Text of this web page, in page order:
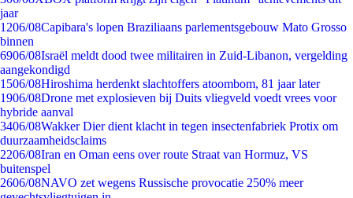
jaar
1206/08Capibara's lopen Braziliaans parlementsgebouw Mato Grosso
binnen
6906/08Israël meldt dood twee militairen in Zuid-Libanon, vergelding
aangekondigd
1506/08Hiroshima herdenkt slachtoffers atoombom, 81 jaar later
1906/08Drone met explosieven bij Duits vliegveld voedt vrees voor
hybride aanval
3406/08Wakker Dier dient klacht in tegen insectenfabriek Protix om
duurzaamheidsclaims
2206/08Iran en Oman eens over route Straat van Hormuz, VS
buitenspel
2606/08NAVO zet wegens Russische provocatie 250% meer